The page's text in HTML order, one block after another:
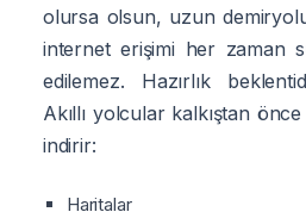
olursa olsun, uzun
internet erişimi her zaman
edilemez. Hazırlık
Akıllı yolcular kalkıştan
indirir:
Haritalar